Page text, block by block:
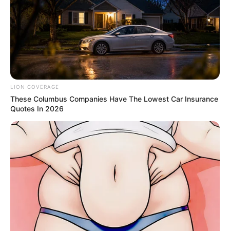
These Columbus Companies Have The Lowest Car
LION COVERAGE
LION COVERAGE
These Columbus Companies Have The Lowest Car Insurance
Quotes In 2026